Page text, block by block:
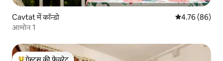
Cavtat में कॉन्डो औसत रेटिंग 5 में
4.76 (86)
आमोन 1